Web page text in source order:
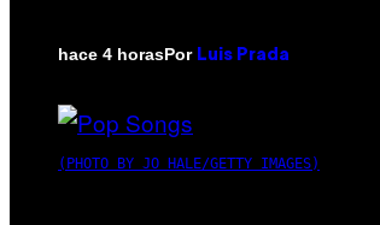
hace 4 horasPor Luis Prada
(PHOTO BY JO HALE/GETTY IMAGES)